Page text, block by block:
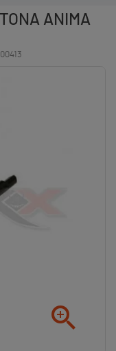
ANIMA
